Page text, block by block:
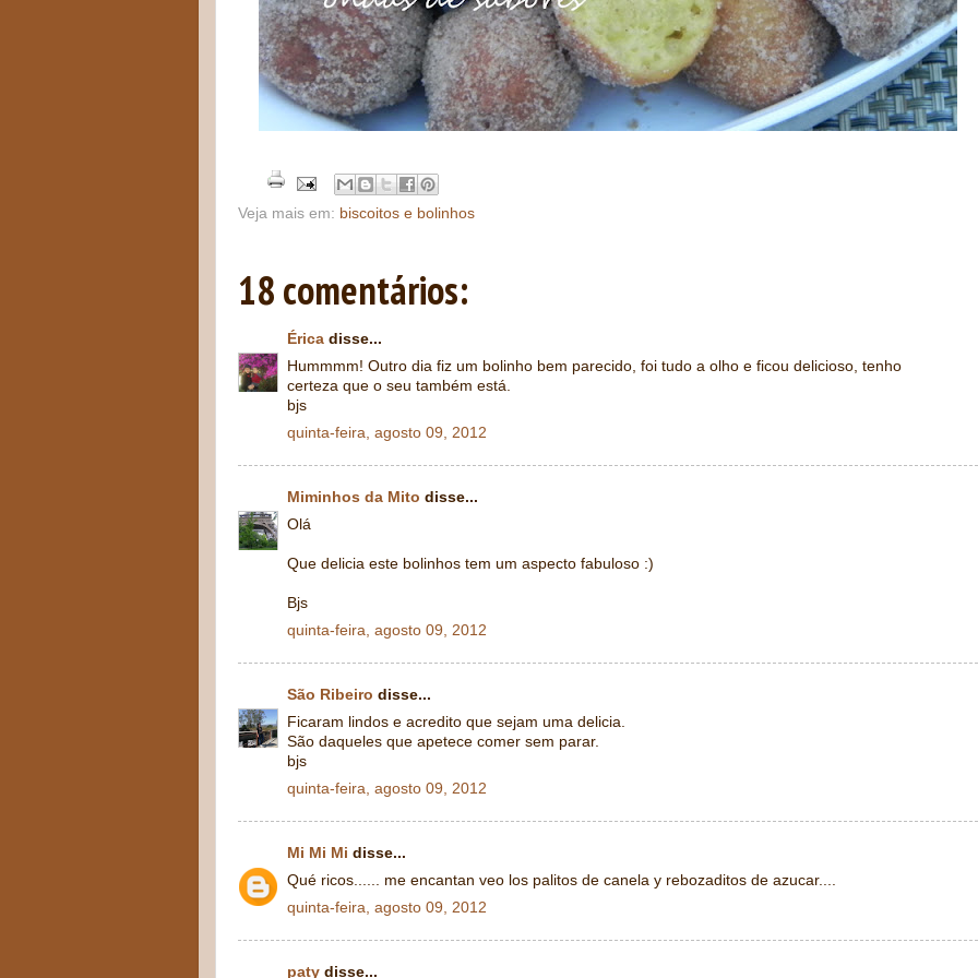
Veja mais em: biscoitos e bolinhos
18 comentários:
Érica disse...
Hummmm! Outro dia fiz um bolinho bem parecido, foi tudo a olho e ficou delicioso, tenho
certeza que o seu também está.
bjs
quinta-feira, agosto 09, 2012
Miminhos da Mito disse...
Olá
Que delicia este bolinhos tem um aspecto fabuloso :)
Bjs
quinta-feira, agosto 09, 2012
São Ribeiro disse...
Ficaram lindos e acredito que sejam uma delicia.
São daqueles que apetece comer sem parar.
bjs
quinta-feira, agosto 09, 2012
Mi Mi Mi disse...
Qué ricos...... me encantan veo los palitos de canela y rebozaditos de azucar....
quinta-feira, agosto 09, 2012
paty disse...